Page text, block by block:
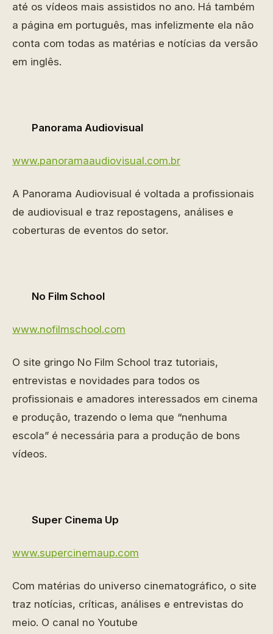
até os vídeos mais assistidos no ano. Há também
a página em português, mas infelizmente ela não
conta com todas as matérias e notícias da versão
em inglês.
Panorama Audiovisual
www.panoramaaudiovisual.com.br
A Panorama Audiovisual é voltada a profissionais
de audiovisual e traz repostagens, análises e
coberturas de eventos do setor.
No Film School
www.nofilmschool.com
O site gringo No Film School traz tutoriais,
entrevistas e novidades para todos os
profissionais e amadores interessados em cinema
e produção, trazendo o lema que “nenhuma
escola” é necessária para a produção de bons
vídeos.
Super Cinema Up
www.supercinemaup.com
Com matérias do universo cinematográfico, o site
traz notícias, críticas, análises e entrevistas do
meio. O canal no Youtube